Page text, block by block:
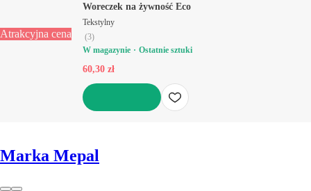
Atrakcyjna cena
Woreczek na żywność Eco
Tekstylny
(3)
W magazynie
Ostatnie sztuki
60,30 zł
Marka Mepal